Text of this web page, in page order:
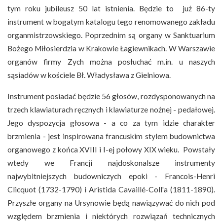
tym roku jubileusz 50 lat istnienia. Będzie to już 86-ty
instrument w bogatym katalogu tego renomowanego zakładu
organmistrzowskiego. Poprzednim są organy w Sanktuarium
Bożego Miłosierdzia w Krakowie Łagiewnikach. W Warszawie
organów firmy Zych można posłuchać m.in. u naszych
sąsiadów w kościele Bł. Władysława z Gielniowa.
Instrument posiadać będzie 56 głosów, rozdysponowanych na
trzech klawiaturach ręcznych i klawiaturze nożnej - pedałowej.
Jego dyspozycja głosowa - a co za tym idzie charakter
brzmienia - jest inspirowana francuskim stylem budownictwa
organowego z końca XVIII i I-ej połowy XIX wieku. Powstały
wtedy we Francji najdoskonalsze instrumenty
najwybitniejszych budowniczych epoki - Francois-Henri
Clicquot (1732-1790) i Aristida Cavaillé-Coll'a (1811-1890).
Przyszłe organy na Ursynowie będą nawiązywać do nich pod
względem brzmienia i niektórych rozwiązań technicznych